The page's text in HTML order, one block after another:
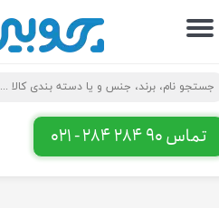
تماس 90 284 284 - 021
حساب کاربری من
تغییر گذر واژه
سفارشات
خروج از حساب کاربری